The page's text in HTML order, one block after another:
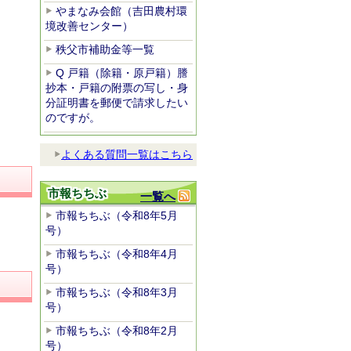
やまなみ会館（吉田農村環
境改善センター）
秩父市補助金等一覧
Q 戸籍（除籍・原戸籍）謄
抄本・戸籍の附票の写し・身
分証明書を郵便で請求したい
のですが。
よくある質問一覧はこちら
一覧へ
市報ちちぶ
市報ちちぶ（令和8年5月
号）
市報ちちぶ（令和8年4月
号）
市報ちちぶ（令和8年3月
号）
市報ちちぶ（令和8年2月
号）